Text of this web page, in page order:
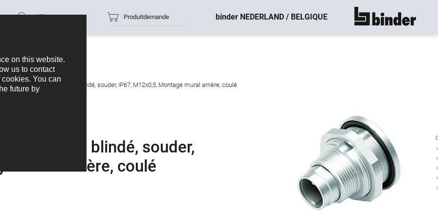
Référence Produitdemande binder NEDERLAND / BELGIQUE montre tout
mâle, Contacts: 3, non blindé, souder, IP67, M12x0,5, Montage mural arrière, coulé
3, non blindé, souder,
mural arrière, coulé